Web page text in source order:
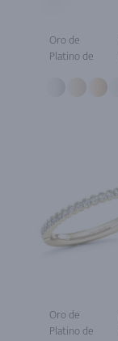
Oro de
Platino de
Oro de
Platino de